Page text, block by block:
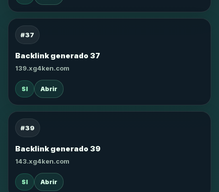
#37
Backlink generado 37
139.xg4ken.com
SI Abrir
#39
Backlink generado 39
143.xg4ken.com
SI Abrir